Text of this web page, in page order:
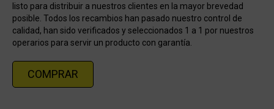
listo para distribuir a nuestros clientes en la mayor brevedad
posible. Todos los recambios han pasado nuestro control de
calidad, han sido verificados y seleccionados 1 a 1 por nuestros
operarios para servir un producto con garantía.
COMPRAR